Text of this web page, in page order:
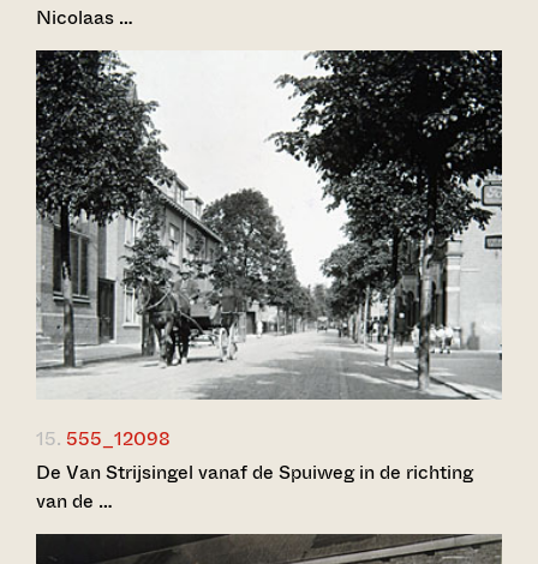
Nicolaas …
15. 555_12098
De Van Strijsingel vanaf de Spuiweg in de richting
van de …